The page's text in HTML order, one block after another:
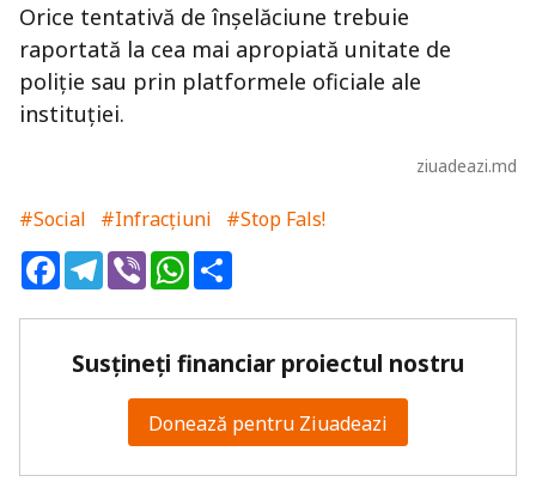
Orice tentativă de înșelăciune trebuie
raportată la cea mai apropiată unitate de
poliție sau prin platformele oficiale ale
instituției.
ziuadeazi.md
#Social #Infracțiuni
#Stop Fals!
FacebookTelegram
ViberWhatsApp
Susțineți financiar proiectul nostru
Donează pentru Ziuadeazi